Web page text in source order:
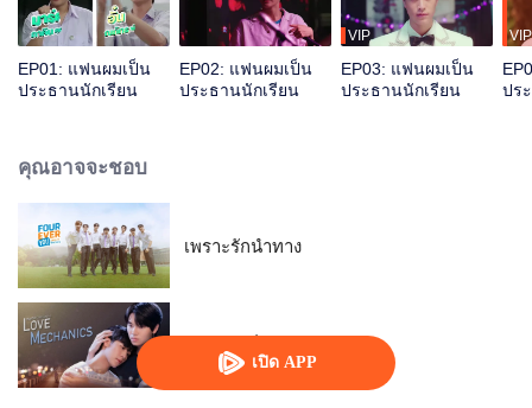
เปิด APP
ได้ในซีรีส์ “แฟนผมเป็นประธานนักเรียน My School President”
EP01: แฟนผมเป็น
ประธานนักเรียน
EP02: แฟนผมเป็น
ประธานนักเรียน
VIP
EP03: แฟนผมเป็น
ประธานนักเรียน
VIP
ปร
คุณอาจจะชอบ
เพราะรักนำทาง